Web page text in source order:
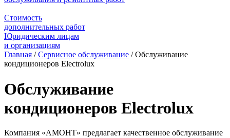
Стоимость
дополнительных работ
Юридическим лицам
и организациям
Главная /Сервисное обслуживание /Обслуживание
кондиционеров Electrolux
Обслуживание
кондиционеров Electrolux
Компания «АМОНТ» предлагает качественное обслуживание